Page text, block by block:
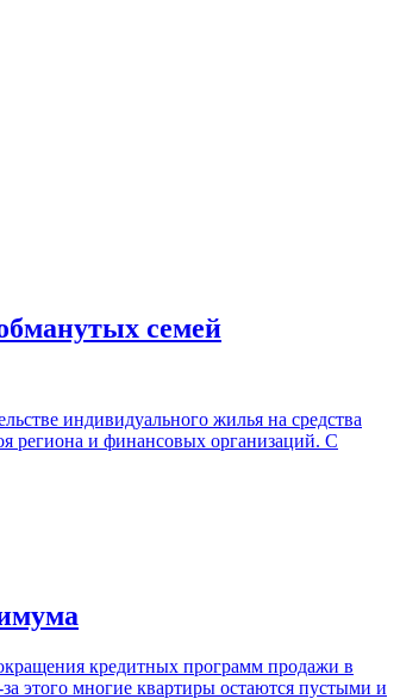
семей
индивидуального жилья на средства
региона и финансовых организаций. С
кредитных программ продажи в
этого многие квартиры остаются пустыми и